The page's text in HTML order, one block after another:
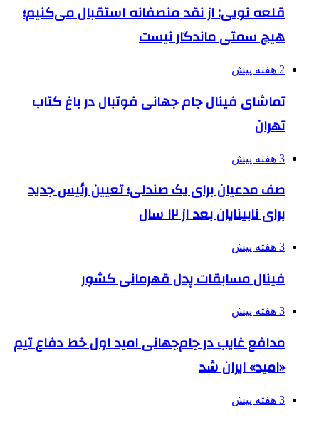
قلعه نویی: از نقد منصفانه استقبال می‌کنیم؛
هیچ سمتی ماندگار نیست
2 هفته پیش
تماشای فینال جام جهانی فوتبال در باغ کتاب
تهران
3 هفته پیش
صف مدعیان برای یک صندلی؛ تعیین رئیس جدید
برای نابینایان بعد از ۱۲ سال
3 هفته پیش
فینال مسابقات پدل قهرمانی کشور
3 هفته پیش
مدافع غایب در جام‌جهانی امید اول خط دفاع تیم
«امید» ایران شد
3 هفته پیش